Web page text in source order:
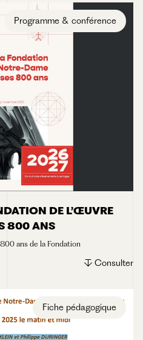
Rapport & budget
Vidéo
Programme & conférence
DE L’ŒUVRE
800 ANS
ans de la Fondation
Consulter
Fiche pédagogique